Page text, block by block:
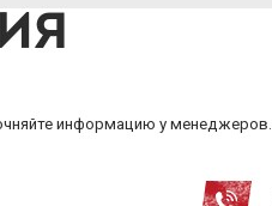
информацию у менеджеров.